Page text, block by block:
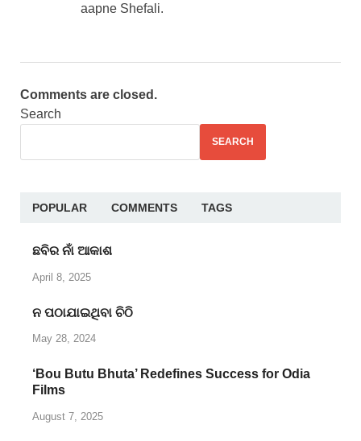
aapne Shefali.
Comments are closed.
Search
SEARCH
POPULAR COMMENTS TAGS
ଛବିର ନାଁ ଆକାଶ
April 8, 2025
ନ ପଠାଯାଇଥିବା ଚିଠି
May 28, 2024
‘Bou Butu Bhuta’ Redefines Success for Odia
Films
August 7, 2025